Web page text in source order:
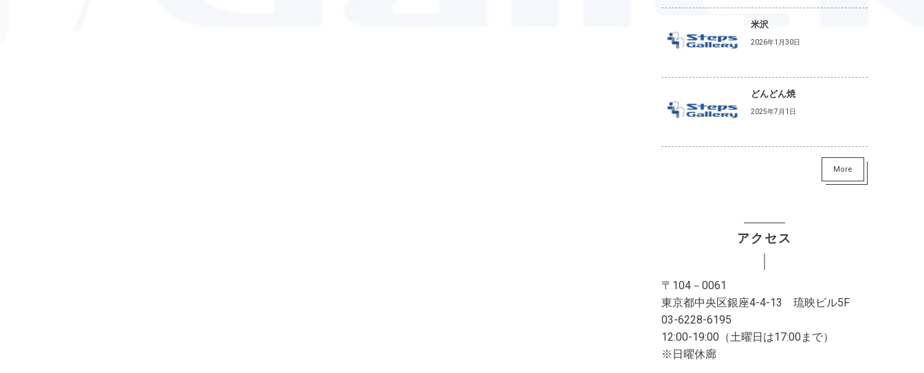
米沢
2026年1月30日
どんどん焼
2025年7月1日
More
アクセス
〒104－0061
東京都中央区銀座4-4-13 琉映ビル5F
03-6228-6195
12:00-19:00（土曜日は17:00まで）
※日曜休廊